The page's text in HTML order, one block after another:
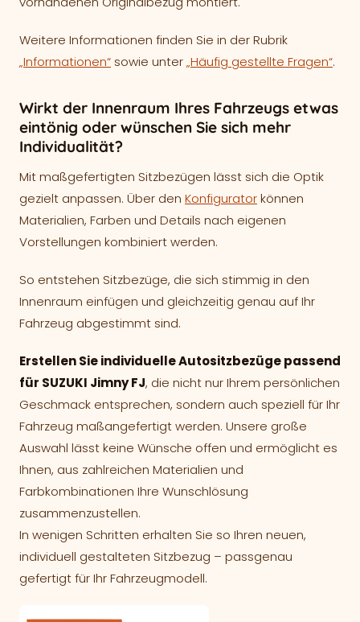
Weitere Informationen finden Sie in der Rubrik
„Informationen“ sowie unter„Häufig gestellte Fragen“.
Wirkt der Innenraum Ihres Fahrzeugs etwas
eintönig oder wünschen Sie sich mehr
Individualität?
Mit maßgefertigten Sitzbezügen lässt sich die Optik
gezielt anpassen. Über den Konfiguratorkönnen
Materialien, Farben und Details nach eigenen
Vorstellungen kombiniert werden.
So entstehen Sitzbezüge, die sich stimmig in den
Innenraum einfügen und gleichzeitig genau auf Ihr
Fahrzeug abgestimmt sind.
Erstellen Sie individuelle Autositzbezüge passend
für SUZUKI Jimny FJ, die nicht nur Ihrem persönlichen
Geschmack entsprechen, sondern auch speziell für Ihr
Fahrzeug maßangefertigt werden. Unsere große
Auswahl lässt keine Wünsche offen und ermöglicht es
Ihnen, aus zahlreichen Materialien und
Farbkombinationen Ihre Wunschlösung
zusammenzustellen.
In wenigen Schritten erhalten Sie so Ihren neuen,
individuell gestalteten Sitzbezug – passgenau
gefertigt für Ihr Fahrzeugmodell.